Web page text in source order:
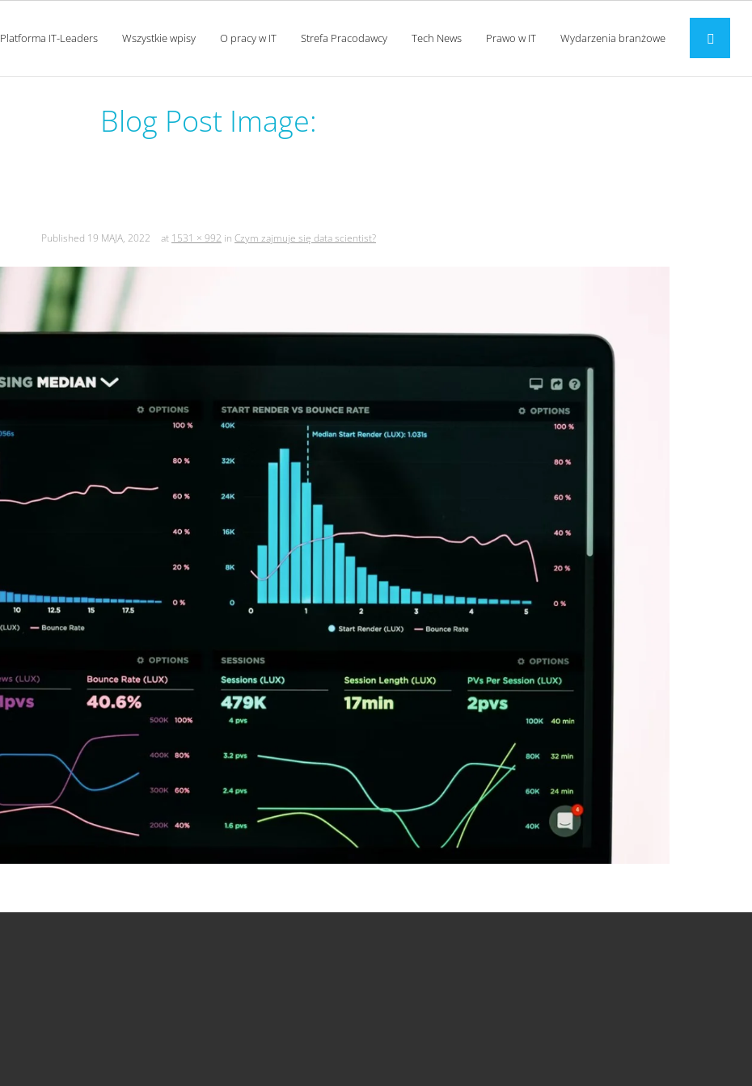
Platforma IT-Leaders Wszystkie wpisy O pracy w IT Strefa Pracodawcy Tech News Prawo w IT Wydarzenia branżowe
Blog Post Image:
Published 19 MAJA, 2022 at 1531 × 992 in Czym zajmuje się data scientist?